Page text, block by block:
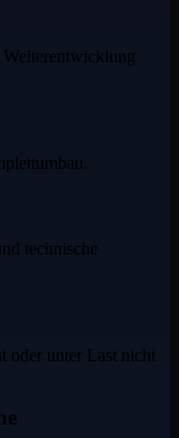
Weiterentwicklung
technische
oder unter Last nicht